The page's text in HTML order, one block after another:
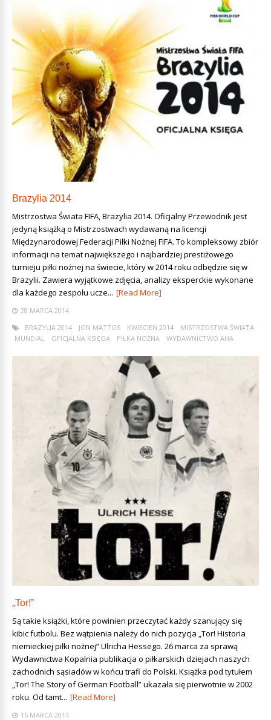
Brazylia 2014
Mistrzostwa Świata FIFA, Brazylia 2014. Oficjalny Przewodnik jest
jedyną książką o Mistrzostwach wydawaną na licencji
Międzynarodowej Federacji Piłki Nożnej FIFA. To kompleksowy zbiór
informacji na temat największego i najbardziej prestiżowego
turnieju piłki nożnej na świecie, który w 2014 roku odbędzie się w
Brazylii. Zawiera wyjątkowe zdjęcia, analizy eksperckie wykonane
dla każdego zespołu ucze... [Read More]
28 MARCA 2014
BRAZYLIA 2014
JON MATTOS KWIECIEŃ 2014
MISTRZOSTWA ŚWIATA
MUNDIAL
OFICJALNA KSIĘGA PIŁKA NOŻNA WYDAWNICTWO AHA
„Tor!”
Są takie książki, które powinien przeczytać każdy szanujący się
kibic futbolu. Bez wątpienia należy do nich pozycja „Tor! Historia
niemieckiej piłki nożnej” Ulricha Hessego. 26 marca za sprawą
Wydawnictwa Kopalnia publikacja o piłkarskich dziejach naszych
zachodnich sąsiadów w końcu trafi do Polski. Książka pod tytułem
„Tor! The Story of German Football” ukazała się pierwotnie w 2002
roku. Od tamt... [Read More]
16 MARCA 2014